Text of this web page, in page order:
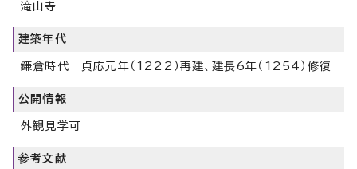
滝山寺
建築年代
鎌倉時代 貞応元年（1222）再建、建長6年（1254）修復
公開情報
外観見学可
参考文献